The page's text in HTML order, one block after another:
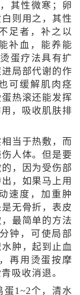
其性微寒；卵
则用之，其性
足者，补之以
补血，能养能
蛋疗法具有扩
局部代谢的作
可缓解肌肉痉
热滚还能发挥
，吸收肌肤排
当于热敷，而
人体。但是要
，因为受伤部
，如果马上用
速度，加重肿
无骨折，表皮
最简单的方法
钟，可使局部
肿，起到止血
再用烫蛋按摩
吸收消退。
1~2个，清水